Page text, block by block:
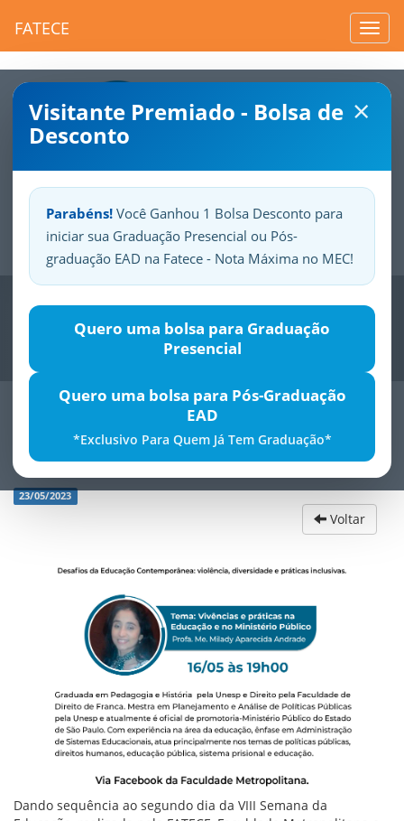
FATECE
×
Visitante Premiado - Bolsa de
Desconto
Parabéns! Você Ganhou 1 Bolsa Desconto para
iniciar sua Graduação Presencial ou Pós-
graduação EAD na Fatece - Nota Máxima no MEC!
Quero uma bolsa para Graduação
Presencial
Quero uma bolsa para Pós-Graduação
EAD
*Exclusivo Para Quem Já Tem Graduação*
SuaFatece.Seuorgulho.
Previous
VIII Semana da EducaÃ§Ã£o - 2Âº dia
23/05/2023
Voltar
Dando sequência ao segundo dia da VIII Semana da